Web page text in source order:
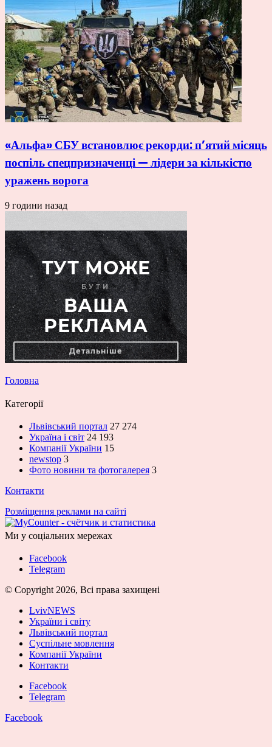
«Альфа» СБУ встановлює рекорди: п’ятий місяць
поспіль спецпризначенці — лідери за кількістю
уражень ворога
9 години назад
Головна
Категорії
Львівський портал 27 274
Україна і світ 24 193
Компанії України 15
newstop 3
Фото новини та фотогалерея 3
Контакти
Розміщення реклами на сайті
Ми у соціальних мережах
Facebook
Telegram
© Copyright 2026, Всі права захищені
LvivNEWS
України і світу
Львівський портал
Суспільне мовлення
Компанії України
Контакти
Facebook
Telegram
Facebook